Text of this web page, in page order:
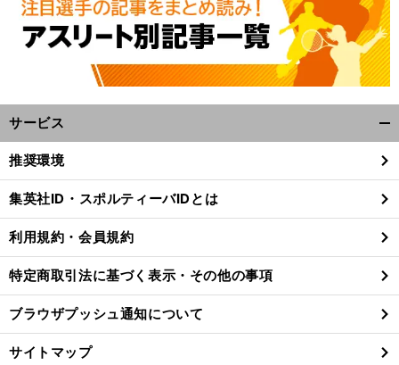
サービス
閉
る
推奨環境
集英社ID・スポルティーバIDとは
利用規約・会員規約
特定商取引法に基づく表示・その他の事項
ブラウザプッシュ通知について
サイトマップ